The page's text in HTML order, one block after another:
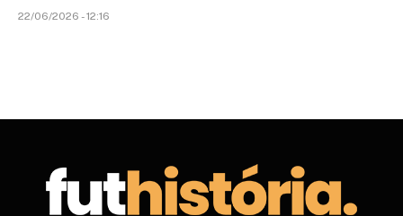
22/06/2026 - 12:16